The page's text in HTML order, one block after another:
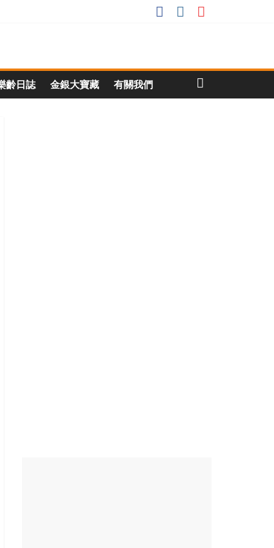
齡日誌 金銀大寶藏 有關我們